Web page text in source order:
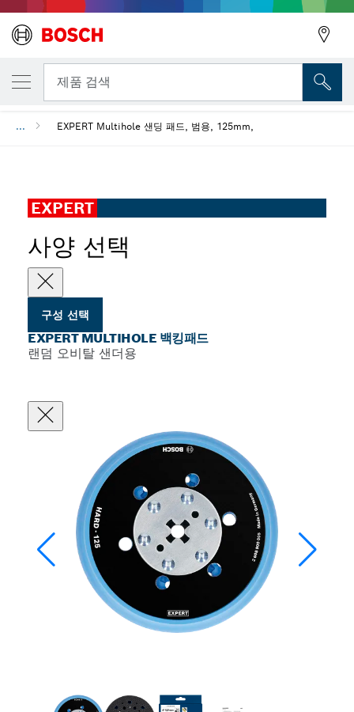
제품 검색
... EXPERT Multihole 샌딩 패드, 범용, 125mm,
EXPERT
사양 선택
구성 선택
EXPERT MULTIHOLE 백킹패드
랜덤 오비탈 샌더용
선택한 변형
EXPERT Multihole 백킹패드